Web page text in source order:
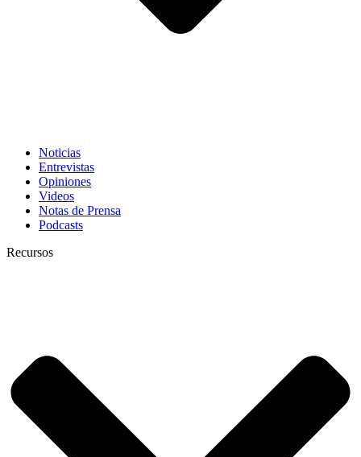
Noticias
Entrevistas
Opiniones
Videos
Notas de Prensa
Podcasts
Recursos